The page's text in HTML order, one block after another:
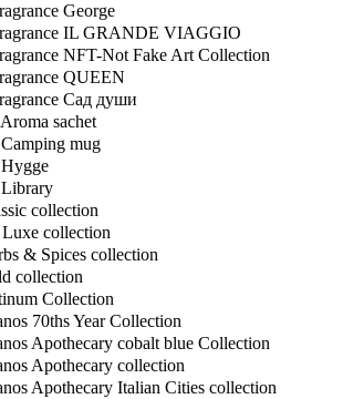
George
IL GRANDE VIAGGIO
NFT-Not Fake Art Collection
QUEEN
Сад души
sachet
mug
collection
collection
& Spices collection
collection
Collection
70ths Year Collection
Apothecary cobalt blue Collection
Apothecary collection
Apothecary Italian Cities collection